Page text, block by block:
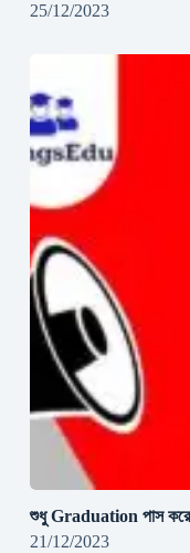
25/12/2023
শুধু Graduation পাস করে
21/12/2023